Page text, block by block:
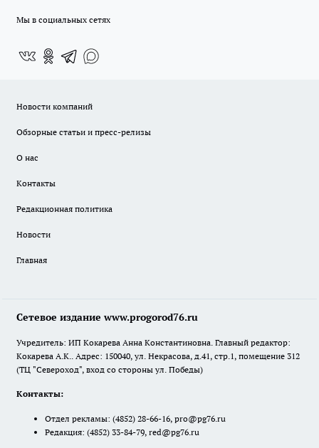
Мы в социальных сетях
Новости компаний
Обзорные статьи и пресс-релизы
О нас
Контакты
Редакционная политика
Новости
Главная
Сетевое издание www.progorod76.ru
Учредитель: ИП Кокарева Анна Константиновна. Главный редактор:
Кокарева А.К.. Адрес: 150040, ул. Некрасова, д.41, стр.1, помещение 312
(ТЦ "Североход", вход со стороны ул. Победы)
Контакты:
Отдел рекламы: (4852) 28-66-16, pro@pg76.ru
Редакция: (4852) 33-84-79, red@pg76.ru